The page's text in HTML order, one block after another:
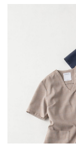
ご購入者様
購入確認済み
年齢: 30代 身長:
サイズ感小さめ
ストレッチ感よく
とても薄い